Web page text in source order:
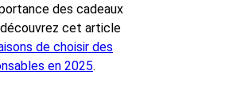
des cadeaux
cet article
de choisir des
en 2025.